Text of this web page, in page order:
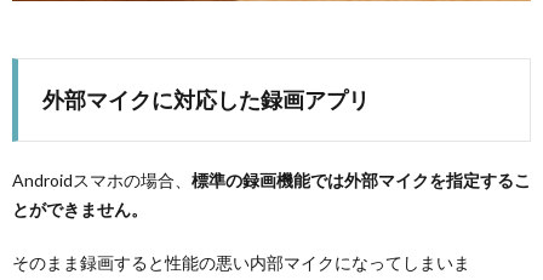
外部マイクに対応した録画アプリ
Androidスマホの場合、 標準の録画機能では外部マイクを指定するこ
とができません。
そのまま録画すると性能の悪い内部マイクになってしまいま